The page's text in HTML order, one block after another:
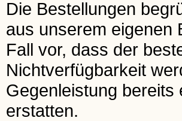
Die Bestellungen
aus unserem eigenen
Fall vor, dass der
Nichtverfügbarkeit
Gegenleistung
erstatten.